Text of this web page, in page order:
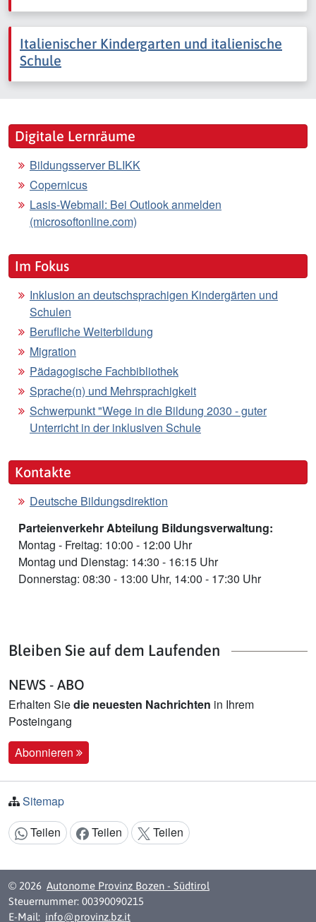
Italienischer Kindergarten und italienische
Schule
Digitale Lernräume
Bildungsserver BLIKK
Copernicus
Lasis-Webmail: Bei Outlook anmelden
(microsoftonline.com)
Im Fokus
Inklusion an deutschsprachigen Kindergärten und
Schulen
Berufliche Weiterbildung
Migration
Pädagogische Fachbibliothek
Sprache(n) und Mehrsprachigkeit
Schwerpunkt "Wege in die Bildung 2030 - guter
Unterricht in der inklusiven Schule
Kontakte
Deutsche Bildungsdirektion
Parteienverkehr Abteilung Bildungsverwaltung:
Montag - Freitag: 10:00 - 12:00 Uhr
Montag und Dienstag: 14:30 - 16:15 Uhr
Donnerstag: 08:30 - 13:00 Uhr, 14:00 - 17:30 Uhr
Bleiben Sie auf dem Laufenden
NEWS - ABO
Erhalten Siedie neuesten Nachrichten in Ihrem
Posteingang
Abonnieren
Sitemap
Inhalt teilen:
Teilen Teilen Teilen
© 2026 Autonome Provinz Bozen - Südtirol
Steuernummer: 00390090215
E-Mail: info@provinz.bz.it